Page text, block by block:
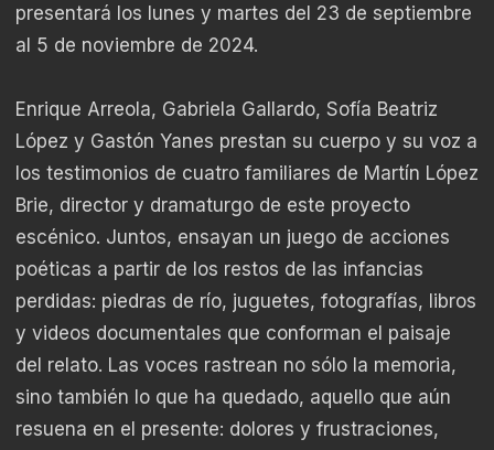
presentará los lunes y martes del 23 de septiembre
al 5 de noviembre de 2024.
Enrique Arreola, Gabriela Gallardo, Sofía Beatriz
López y Gastón Yanes prestan su cuerpo y su voz a
los testimonios de cuatro familiares de Martín López
Brie, director y dramaturgo de este proyecto
escénico. Juntos, ensayan un juego de acciones
poéticas a partir de los restos de las infancias
perdidas: piedras de río, juguetes, fotografías, libros
y videos documentales que conforman el paisaje
del relato. Las voces rastrean no sólo la memoria,
sino también lo que ha quedado, aquello que aún
resuena en el presente: dolores y frustraciones,